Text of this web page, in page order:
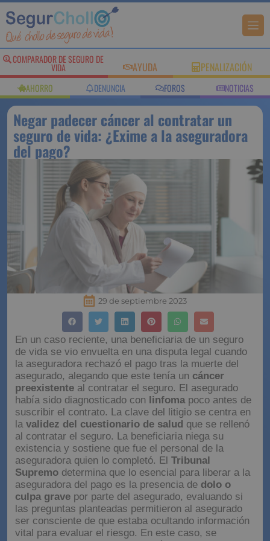
COMPARADOR DE SEGURO DE
VIDA AYUDA PENALIZACIÓN
AHORRO DENUNCIA FOROS NOTICIAS
Negar padecer cáncer al contratar un
seguro de vida: ¿Exime a la aseguradora
del pago?
29 de septiembre 2023
En un caso reciente, una beneficiaria de un seguro
de vida se vio envuelta en una disputa legal cuando
la aseguradora rechazó el pago tras la muerte del
asegurado, alegando que este tenía un cáncer
preexistente al contratar el seguro. El asegurado
había sido diagnosticado con linfoma poco antes de
suscribir el contrato. La clave del litigio se centra en
la validez del cuestionario de salud que se rellenó
al contratar el seguro. La beneficiaria niega su
existencia y sostiene que fue el personal de la
aseguradora quien lo completó. El Tribunal
Supremo determina que lo esencial para liberar a la
aseguradora del pago es la presencia de dolo o
culpa grave por parte del asegurado, evaluando si
las preguntas planteadas permitieron al asegurado
ser consciente de que estaba ocultando información
vital para evaluar el riesgo. En este caso, se